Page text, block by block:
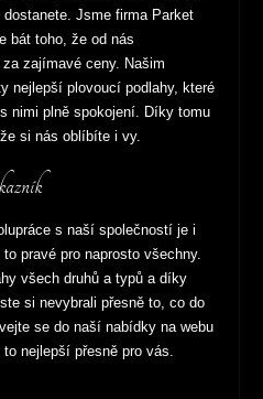
Jsme firma Parket
bát toho, že od nás
zajímavé ceny. Našim
nejlepšíplovoucí podlahy, které
nimi plně spokojení. Díky tomu
si nás oblíbíte i vy.
s naší společností je i
pravé pro naprosto všechny.
všech druhů a typů a díky
si nevybrali přesně to, co do
se do naší nabídky na webu
nejlepší přesně pro vás.